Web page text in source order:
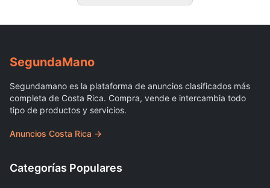
SegundaMano
Segundamano es la plataforma de anuncios clasificados más
completa de Costa Rica. Compra, vende e intercambia todo
tipo de productos y servicios.
Anuncios Costa Rica →
Categorías Populares